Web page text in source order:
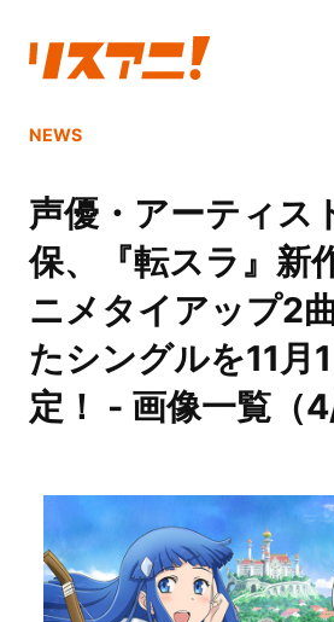
NEWS
声優・アーティス
保、『転スラ』新
ニメタイアップ2
たシングルを11月
定！ - 画像一覧（